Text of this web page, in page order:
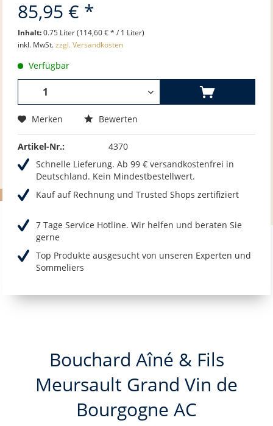
85,95 € *
Inhalt:0.75 Liter (114,60 € * / 1 Liter)
inkl. MwSt.zzgl. Versandkosten
Verfügbar
Merken Bewerten
Artikel-Nr.:
4370
Schnelle Lieferung. Ab 99 € versandkostenfrei in
Deutschland. Kein Mindestbestellwert.
Kauf auf Rechnung und Trusted Shops zertifiziert
7 Tage Service Hotline. Wir helfen und beraten Sie
gerne
Top Produkte ausgesucht von unseren Experten und
Sommeliers
Bouchard Aîné & Fils
Meursault Grand Vin de
Bourgogne AC